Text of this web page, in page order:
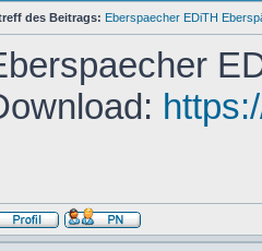
des Beitrags: Eberspaecher EDiTH